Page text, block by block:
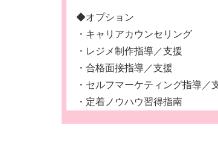
◆オプション
・キャリアカウンセリング
・レジメ制作指導／支援
・合格面接指導／支援
・セルフマーケティング指導／
・定着ノウハウ習得指南